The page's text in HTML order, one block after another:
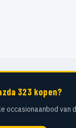
323 kopen?
occasionaanbod van